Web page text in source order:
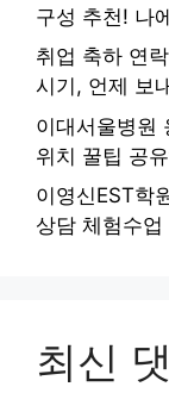
구성 추천! 나
취업 축하 연
시기, 언제 보
이대서울병원
위치 꿀팁 공
이영신EST학
상담 체험수
최신